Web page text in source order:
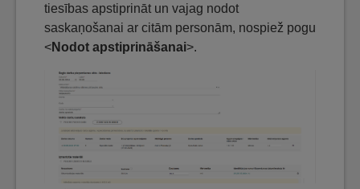
tiesības apstiprināt un vajag nodot
saskaņošanai ar citām personām, nospiež pogu
<Nodot apstiprināšanai>.